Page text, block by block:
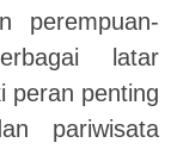
perempuan-
latar
peran penting
pariwisata